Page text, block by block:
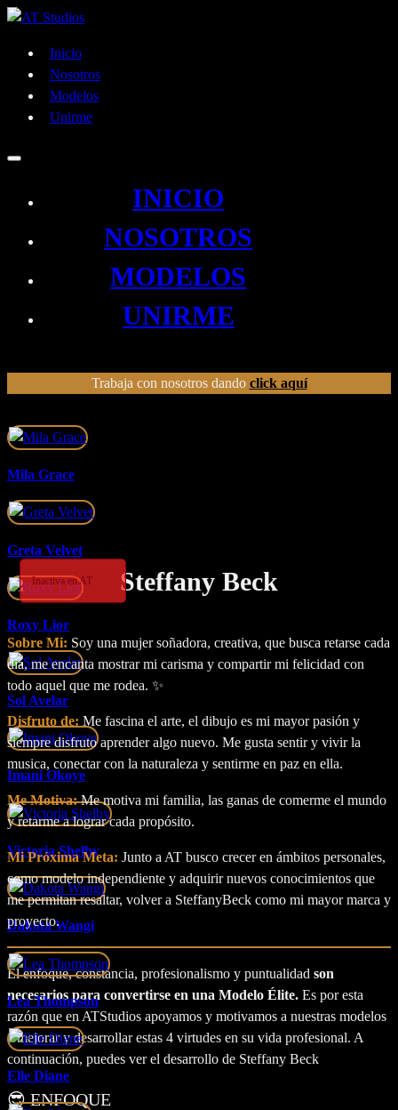
Inicio
Nosotros
Modelos
Unirme
INICIO
NOSOTROS
MODELOS
UNIRME
Trabaja con nosotros dando click aquí
Mila Grace
Greta Velvet
Roxy Lior
Sol Avelar
Imani Okoye
Victoria Shelby
Dakota Wangi
Lea Thompson
Elle Diane
Inactiva en AT Steffany Beck
Sobre Mi: Soy una mujer soñadora, creativa, que busca retarse cada
día, me encanta mostrar mi carisma y compartir mi felicidad con
todo aquel que me rodea. ✨
Disfruto de: Me fascina el arte, el dibujo es mi mayor pasión y
siempre disfruto aprender algo nuevo. Me gusta sentir y vivir la
musica, conectar con la naturaleza y sentirme en paz en ella.
Me Motiva:Me motiva mi familia, las ganas de comerme el mundo
y retarme a lograr cada propósito.
Mi Próxima Meta: Junto a AT busco crecer en ámbitos personales,
como modelo independiente y adquirir nuevos conocimientos que
me permitan resaltar, volver a SteffanyBeck como mi mayor marca y
proyecto.
El enfoque, constancia, profesionalismo y puntualidad son
necesarios para convertirse en una Modelo Élite. Es por esta
razón que en ATStudios apoyamos y motivamos a nuestras modelos
a mejorar y desarrollar estas 4 virtudes en su vida profesional. A
continuación, puedes ver el desarrollo de Steffany Beck
😎 ENFOQUE